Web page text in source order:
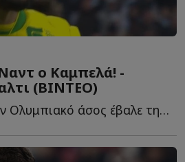
ο Καμπελά! -
(ΒΙΝΤΕΟ)
Ο δανεικός από τον Ολυμπιακό άσος έβαλε τη σφραγίδα τ...